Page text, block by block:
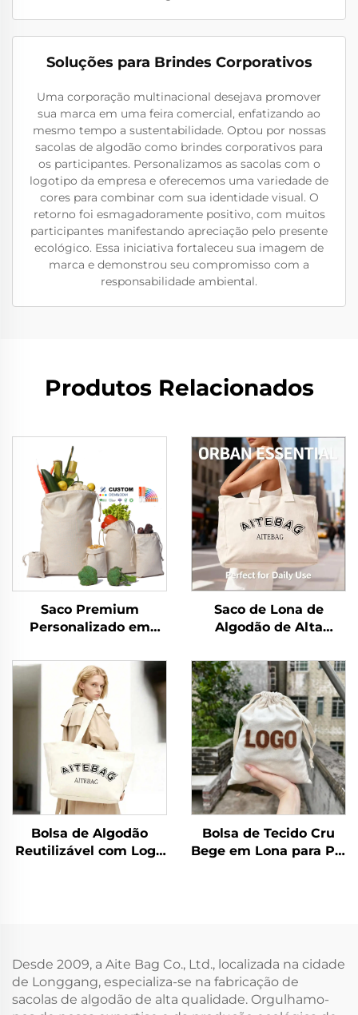
Soluções para Brindes Corporativos
Uma corporação multinacional desejava promover
sua marca em uma feira comercial, enfatizando ao
mesmo tempo a sustentabilidade. Optou por nossas
sacolas de algodão como brindes corporativos para
os participantes. Personalizamos as sacolas com o
logotipo da empresa e oferecemos uma variedade de
cores para combinar com sua identidade visual. O
retorno foi esmagadoramente positivo, com muitos
participantes manifestando apreciação pelo presente
ecológico. Essa iniciativa fortaleceu sua imagem de
marca e demonstrou seu compromisso com a
responsabilidade ambiental.
Produtos Relacionados
Saco Premium
Personalizado em
Musselina com Cordão
de Ajuste, Embalagem
em Algodão Canvas
com Logotipo
Personalizado
Saco de Lona de
Algodão de Alta
de Corda, Alça de
Ombro, Tamanho
Médio, com Estampa
de Letras Moderna e
Transferência de
Logotipo
Personalizado
Bolsa de Algodão
Reutilizável com Logo
Praia e Compras
Bolsa de Tecido Cru
Bege em Lona para Pó,
Diário, Viagens e
Atividades ao Ar Livre
Desde 2009, a Aite Bag Co., Ltd., localizada na cidade
de Longgang, especializa-se na fabricação de
sacolas de algodão de alta qualidade. Orgulhamo-